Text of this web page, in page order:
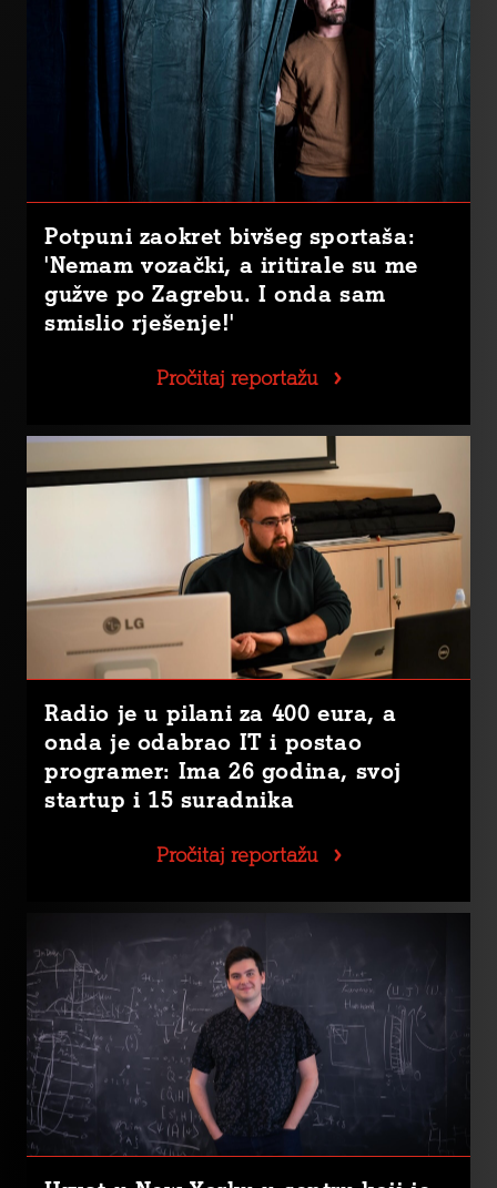
Potpuni zaokret bivšeg sportaša:
'Nemam vozački, a iritirale su me
gužve po Zagrebu. I onda sam
smislio rješenje!'
Pročitaj reportažu
Radio je u pilani za 400 eura, a
onda je odabrao IT i postao
programer: Ima 26 godina, svoj
startup i 15 suradnika
Pročitaj reportažu